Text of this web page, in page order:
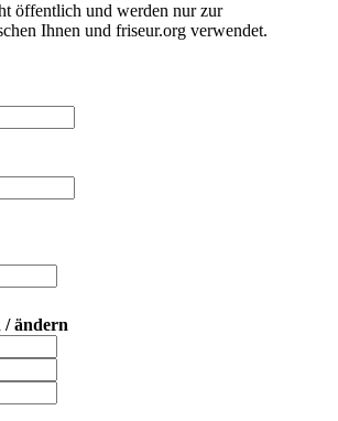
öffentlich und werden nur zur
Ihnen und friseur.org verwendet.
/ ändern